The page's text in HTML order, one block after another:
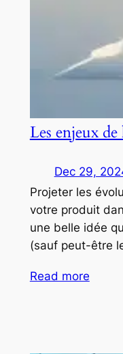
Les enjeux
Dec 29,
Projeter les
votre produit
une belle idée
(sauf peut-être
Read more